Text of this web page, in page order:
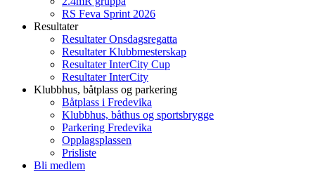
RS Feva Sprint 2026
Resultater
Resultater Onsdagsregatta
Resultater Klubbmesterskap
Resultater InterCity Cup
Resultater InterCity
Klubbhus, båtplass og parkering
Båtplass i Fredevika
Klubbhus, båthus og sportsbrygge
Parkering Fredevika
Opplagsplassen
Prisliste
Bli medlem